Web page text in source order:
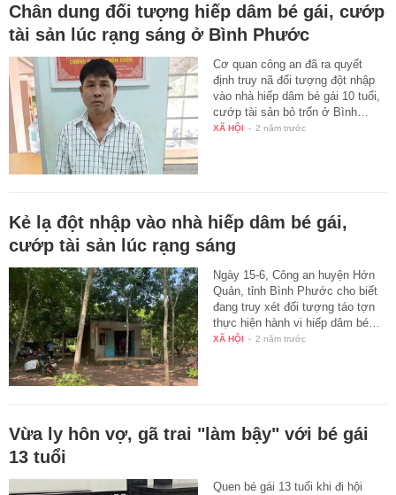
Chân dung đối tượng hiếp dâm bé gái, cướp
tài sản lúc rạng sáng ở Bình Phước
Cơ quan công an đã ra quyết
định truy nã đối tượng đột nhập
vào nhà hiếp dâm bé gái 10 tuổi,
cướp tài sản bỏ trốn ở Bình…
XÃ HỘI - 2 năm trước
Kẻ lạ đột nhập vào nhà hiếp dâm bé gái,
cướp tài sản lúc rạng sáng
Ngày 15-6, Công an huyện Hớn
Quản, tỉnh Bình Phước cho biết
đang truy xét đối tượng táo tợn
thực hiện hành vi hiếp dâm bé…
XÃ HỘI - 2 năm trước
Vừa ly hôn vợ, gã trai "làm bậy" với bé gái
13 tuổi
Quen bé gái 13 tuổi khi đi hội